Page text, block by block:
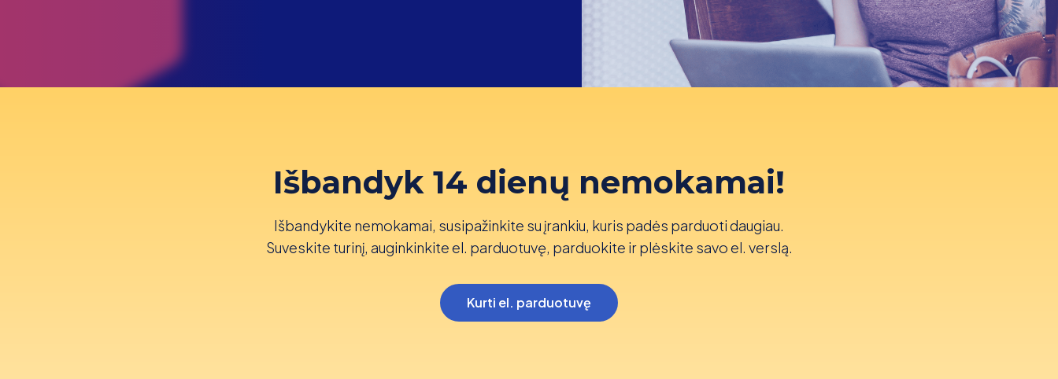
Išbandyk 14 dienų nemokamai!
Išbandykite nemokamai, susipažinkite su įrankiu, kuris padės parduoti daugiau.
Suveskite turinį, auginkinkite el. parduotuvę, parduokite ir plėskite savo el. verslą.
Kurti el. parduotuvę